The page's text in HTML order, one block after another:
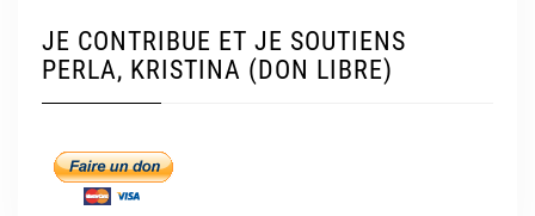
JE CONTRIBUE ET JE SOUTIENS
PERLA, KRISTINA (DON LIBRE)